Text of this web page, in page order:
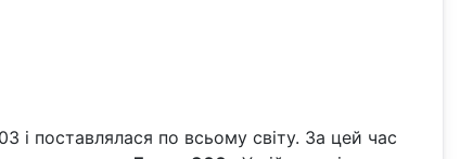
і поставлялася по всьому світу. За цей час